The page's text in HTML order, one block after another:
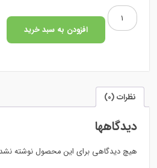
98.000 تومان
بود.
85.000
باغ
گیاه
شناسی
افزودن به سبد خرید
نظرات (0)
دیدگاهها
هیچ دیدگاهی برای این محصول نوشته